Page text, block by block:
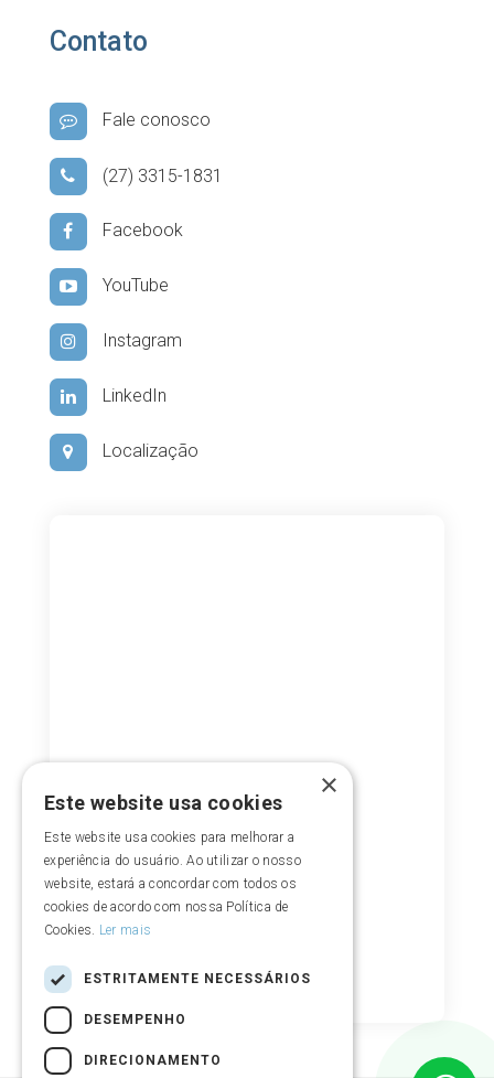
Contato
Fale conosco
(27) 3315-1831
Facebook
YouTube
Instagram
LinkedIn
Localização
×
Este website usa cookies
Este website usa cookies para melhorar a
experiência do usuário. Ao utilizar o nosso
website, estará a concordar com todos os
cookies de acordo com nossa Política de
Cookies. Ler mais
ESTRITAMENTE NECESSÁRIOS
DESEMPENHO
DIRECIONAMENTO